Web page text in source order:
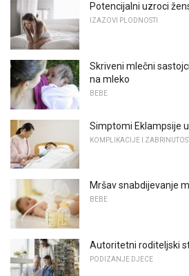
Potencijalni uzroci
IZAZOVI PLODNOSTI
Skriveni mlečni
na mleko
BEBE
Simptomi Eklampsije
KOMPLIKACIJE I
Mršav snabdijevanje
BEBE
Autoritetni roditeljski
PODIZANJE DJECE